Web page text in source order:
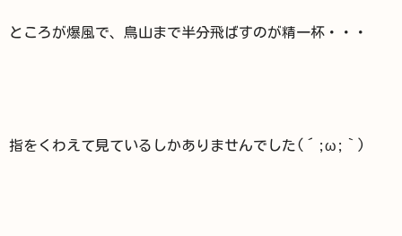
ところが爆風で、鳥山まで半分飛ばすのが精一杯・・・
指をくわえて見ているしかありませんでした(´;ω;｀)